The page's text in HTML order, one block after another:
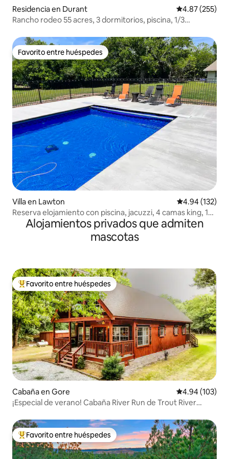
Residencia en Durant Calificación
4.87 (255)
Rancho rodeo 55 acres, 3 dormitorios, piscina, 1/3
Favorito entre huéspedes
Favorito entre huéspedes
Villa en Lawton Calificación
4.94 (132)
Reserva elojamiento con piscina, jacuzzi, 4 camas king, 14
camas y comedor abierto las 24 horas
Alojamientos privados que admiten
mascotas
De los mejores en Favorito entre huéspedes
Favorito entre huéspedes
Cabaña en Gore Calificación
4.94 (103)
¡Especial de verano! Cabaña River Run de Trout River
De los mejores en Favorito entre huéspedes
Favorito entre huéspedes